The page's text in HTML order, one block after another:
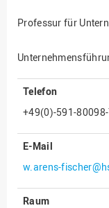
Hochschulleitung
strategie
Innenrevision
Institut für Musik
Kommunikation
Marketing
LearningCenter
Professur für
Telefon
+49(0)-591-
E-Mail
w.arens-
Raum